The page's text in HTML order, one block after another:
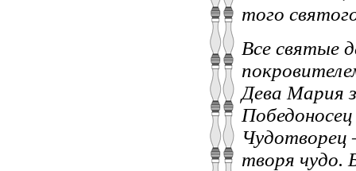
того
Все святые
Дева Мария
Чудотворец
творя чудо.